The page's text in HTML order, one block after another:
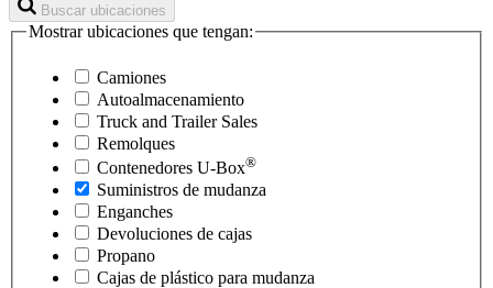
Buscar ubicaciones
Mostrar ubicaciones que tengan:
Camiones
Autoalmacenamiento
Truck and Trailer Sales
Remolques
Contenedores U-Box®
Suministros de mudanza
Enganches
Devoluciones de cajas
Propano
Cajas de plástico para mudanza